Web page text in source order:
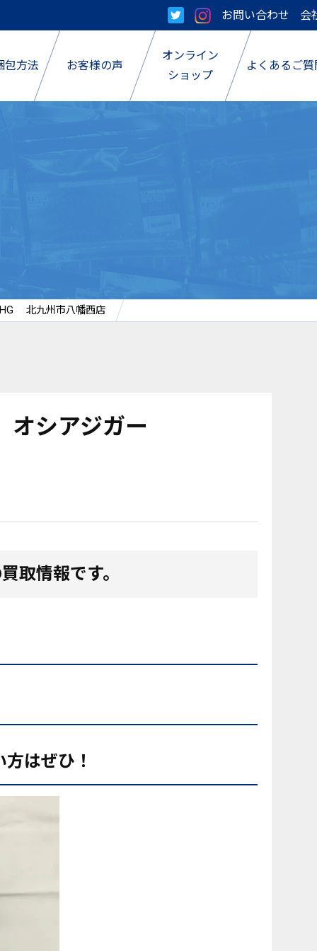
お問い合わせ 会
包方法 お客様の声
オンライン
ショップ
よくあるご質
北九州市八幡西店
シアジガー
取情報です。
方はぜひ！